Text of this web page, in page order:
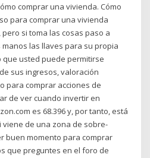
comprar una vivienda. Cómo
para comprar una vivienda
si toma las cosas paso a
las llaves para su propia
que usted puede permitirse
sus ingresos, valoración
para comprar acciones de
de ver cuando invertir en
es 68.396 y, por tanto, está
de una zona de sobre-
buen momento para comprar
que preguntes en el foro de